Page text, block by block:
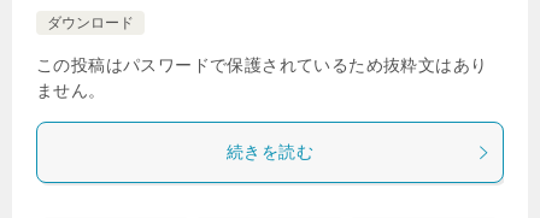
ダウンロード
この投稿はパスワードで保護されているため抜粋文はあり
ません。
続きを読む